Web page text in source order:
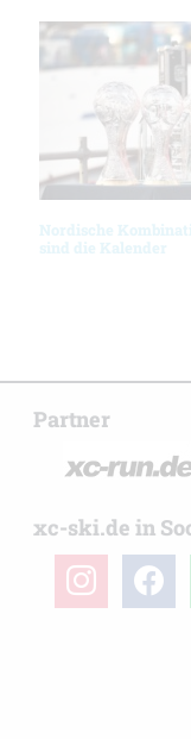
Nordische
sind die Kalender
Partner
xc-ski.de in
instagram